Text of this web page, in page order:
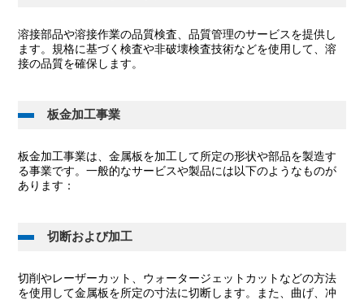
溶接部品や溶接作業の品質検査、品質管理のサービスを提供し
ます。規格に基づく検査や非破壊検査技術などを使用して、溶
接の品質を確保します。
板金加工事業
板金加工事業は、金属板を加工して所定の形状や部品を製造す
る事業です。一般的なサービスや製品には以下のようなものが
あります：
切断および加工
切削やレーザーカット、ウォータージェットカットなどの方法
を使用して金属板を所定の寸法に切断します。また、曲げ、冲